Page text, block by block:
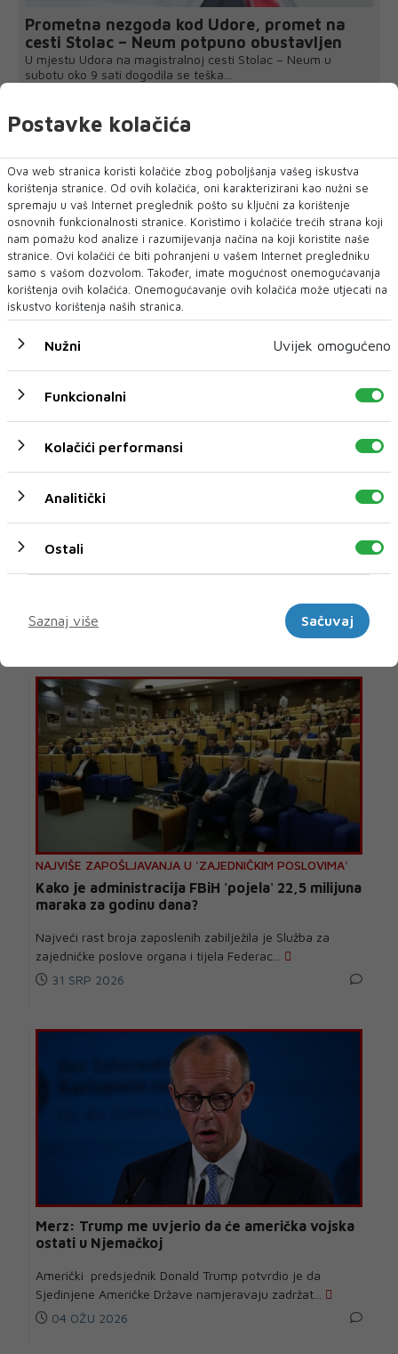
Prometna nezgoda kod Udore, promet na
cesti Stolac – Neum potpuno obustavljen
U mjestu Udora na magistralnoj cesti Stolac – Neum u
subotu oko 9 sati dogodila se teška...
leftorcms::common.uncategorized
NAJVIŠE ZAPOŠLJAVANJA U 'ZAJEDNIČKIM POSLOVIMA'
Kako je administracija FBiH 'pojela' 22,5 milijuna
maraka za godinu dana?
Najveći rast broja zaposlenih zabilježila je Služba za
zajedničke poslove organa i tijela Federac...
31 SRP 2026
Merz: Trump me uvjerio da će američka vojska
ostati u Njemačkoj
Američki predsjednik Donald Trump potvrdio je da
Sjedinjene Američke Države namjeravaju zadržat...
04 OŽU 2026
Postavke kolačića
Ova web stranica koristi kolačiće zbog poboljšanja vašeg iskustva
korištenja stranice. Od ovih kolačića, oni karakterizirani kao nužni se
spremaju u vaš Internet preglednik pošto su ključni za korištenje
osnovnih funkcionalnosti stranice. Koristimo i kolačiće trećih strana koji
nam pomažu kod analize i razumijevanja načina na koji koristite naše
stranice. Ovi kolačići će biti pohranjeni u vašem Internet pregledniku
samo s vašom dozvolom. Također, imate mogućnost onemogućavanja
korištenja ovih kolačića. Onemogućavanje ovih kolačića može utjecati na
iskustvo korištenja naših stranica.
Nužni Uvijek omogućeno
Funkcionalni
Kolačići performansi
Analitički
Ostali
Saznaj više
Sačuvaj